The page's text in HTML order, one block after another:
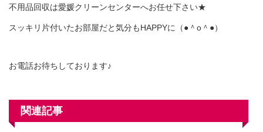
不用品回収は愛媛クリーンセンターへお任せ下さい★
スッキリ片付いたお部屋だと気分もHAPPYに（●＾o＾●）
お電話お待ちしております♪
関連記事